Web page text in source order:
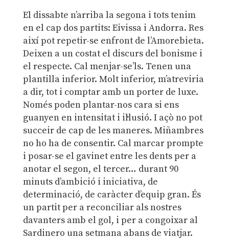
El dissabte n’arriba la segona i tots tenim
en el cap dos partits: Eivissa i Andorra. Res
així pot repetir-se enfront de l’Amorebieta.
Deixen a un costat el discurs del bonisme i
el respecte. Cal menjar-se’ls. Tenen una
plantilla inferior. Molt inferior, m’atreviria
a dir, tot i comptar amb un porter de luxe.
Només poden plantar-nos cara si ens
guanyen en intensitat i il·lusió. I açò no pot
succeir de cap de les maneres. Miñambres
no ho ha de consentir. Cal marcar prompte
i posar-se el gavinet entre les dents per a
anotar el segon, el tercer… durant 90
minuts d’ambició i iniciativa, de
determinació, de caràcter d’equip gran. És
un partit per a reconciliar als nostres
davanters amb el gol, i per a congoixar al
Sardinero una setmana abans de viatjar.